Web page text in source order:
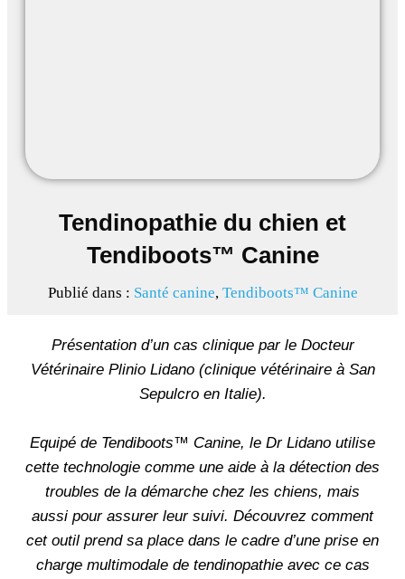
Tendinopathie du chien et
Tendiboots™ Canine
Publié dans : Santé canine, Tendiboots™ Canine
Présentation d’un cas clinique par le Docteur
Vétérinaire Plinio Lidano (clinique vétérinaire à San
Sepulcro en Italie).
Equipé de Tendiboots™ Canine, le Dr Lidano utilise
cette technologie comme une aide à la détection des
troubles de la démarche chez les chiens, mais
aussi pour assurer leur suivi. Découvrez comment
cet outil prend sa place dans le cadre d’une prise en
charge multimodale de tendinopathie avec ce cas